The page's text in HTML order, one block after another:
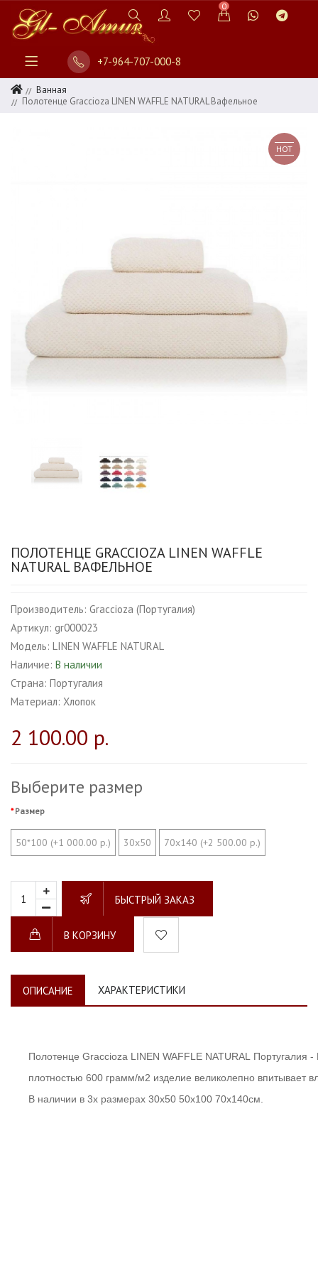
0
+7-964-707-000-8
Ванная
Полотенце Graccioza LINEN WAFFLE NATURAL Вафельное
HOT
ПОЛОТЕНЦЕ GRACCIOZA LINEN WAFFLE
NATURAL ВАФЕЛЬНОЕ
Производитель: Graccioza (Португалия)
Артикул: gr000023
Модель: LINEN WAFFLE NATURAL
Наличие: В наличии
Страна: Португалия
Материал: Хлопок
2 100.00 р.
Выберите размер
Размер
50*100 (+1 000.00 р.) 30х50 70х140 (+2 500.00 р.)
БЫСТРЫЙ ЗАКАЗ
В КОРЗИНУ
ОПИСАНИЕ ХАРАКТЕРИСТИКИ
Полотенце Graccioza LINEN WAFFLE NATURAL Португалия -
плотностью 600 грамм/м2 изделие великолепно впитывает
В наличии в 3х размерах 30х50 50х100 70х140см.